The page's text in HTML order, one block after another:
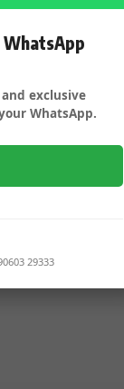
WhatsApp
exclusive
WhatsApp.
29333